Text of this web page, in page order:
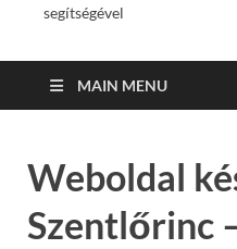
segítségével
MAIN MENU
Weboldal
Szentlőrinc